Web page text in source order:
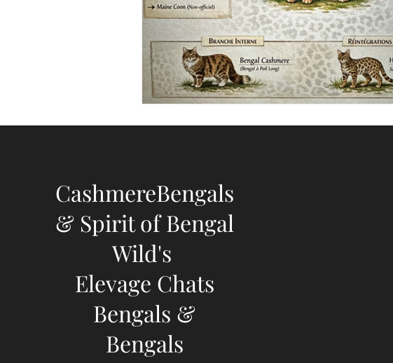
CashmereBengals
& Spirit of Bengal
Wild's
Elevage Chats
Bengals &
Bengals